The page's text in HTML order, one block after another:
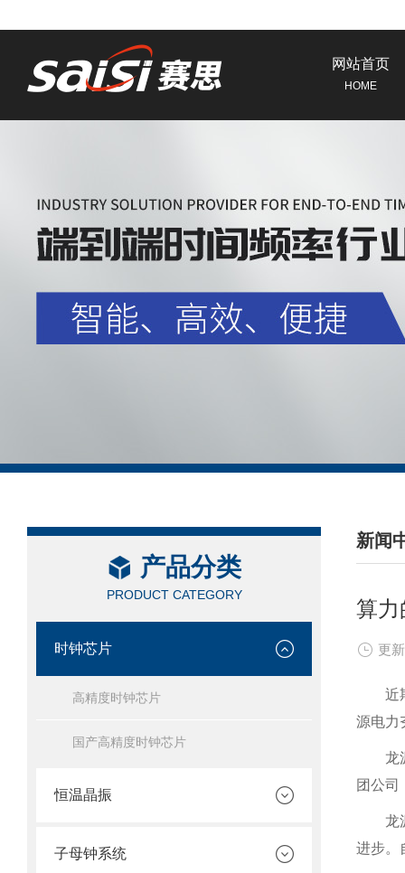
网站首页
HOME
产品分类
PRODUCT CATEGORY
时钟芯片
高精度时钟芯片
国产高精度时钟芯片
恒温晶振
子母钟系统
新闻
/
算力
更
近
源电力
龙
团公司
龙
进步。